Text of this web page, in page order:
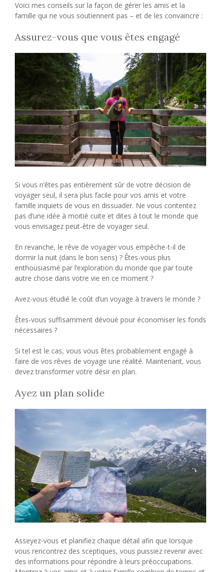
Voici mes conseils sur la façon de gérer les amis et la
famille qui ne vous soutiennent pas – et de les convaincre :
Assurez-vous que vous êtes engagé
Si vous n’êtes pas entièrement sûr de votre décision de
voyager seul, il sera plus facile pour vos amis et votre
famille inquiets de vous en dissuader. Ne vous contentez
pas d’une idée à moitié cuite et dites à tout le monde que
vous envisagez peut-être de voyager seul.
En revanche, le rêve de voyager vous empêche-t-il de
dormir la nuit (dans le bon sens) ? Êtes-vous plus
enthousiasmé par l’exploration du monde que par toute
autre chose dans votre vie en ce moment ?
Avez-vous étudié le coût d’un voyage à travers le monde ?
Êtes-vous suffisamment dévoué pour économiser les fonds
nécessaires ?
Si tel est le cas, vous vous êtes probablement engagé à
faire de vos rêves de voyage une réalité. Maintenant, vous
devez transformer votre désir en plan.
Ayez un plan solide
Asseyez-vous et planifiez chaque détail afin que lorsque
vous rencontrez des sceptiques, vous puissiez revenir avec
des informations pour répondre à leurs préoccupations.